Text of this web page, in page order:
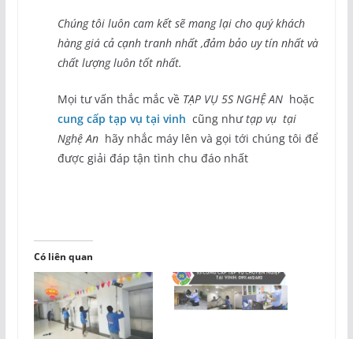
Chúng tôi luôn cam kết sẽ mang lại cho quý khách
hàng giá cả cạnh tranh nhất ,đảm bảo uy tín nhất và
chất lượng luôn tốt nhất.
Mọi tư vấn thắc mắc về TẠP VỤ 5S NGHỆ AN hoặc
cung cấp tạp vụ tại vinh cũng nhưtạp vụ tại
Nghệ An hãy nhắc máy lên và gọi tới chúng tôi để
được giải đáp tận tình chu đáo nhất
Có liên quan